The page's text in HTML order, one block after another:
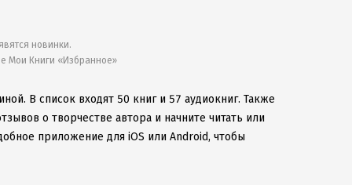
новинки.
Мои Книги «Избранное»
В список входят 50 книг и 57 аудиокниг. Также
о творчестве автора и начните читать или
приложение для iOS или Android, чтобы